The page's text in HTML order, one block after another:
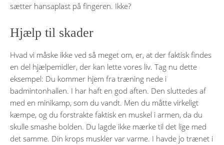
sætter hansaplast på fingeren. Ikke?
Hjælp til skader
Hvad vi måske ikke ved så meget om, er, at der faktisk findes
en del hjælpemidler, der kan lette vores liv. Tag nu dette
eksempel: Du kommer hjem fra træning nede i
badmintonhallen. I har haft en god aften. Den sluttedes af
med en minikamp, som du vandt. Men du måtte virkeligt
kæmpe, og du forstrakte faktisk en muskel i armen, da du
skulle smashe bolden. Du lagde ikke mærke til det lige med
det samme. Din krops muskler var varme. I havde jo trænet i